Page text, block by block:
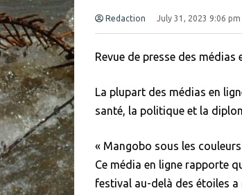
Redaction July 31, 2023 9:06 pm
Revue de presse des
La plupart des médias en
santé, la politique et la
« Mangobo sous les
Ce média en ligne rapporte
festival au-delà des étoiles